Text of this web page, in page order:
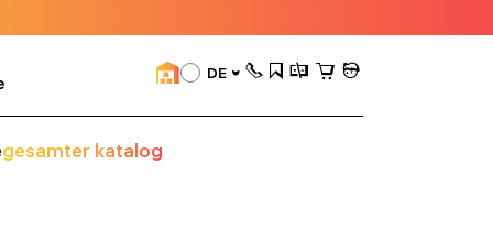
DE
gesamter katalog